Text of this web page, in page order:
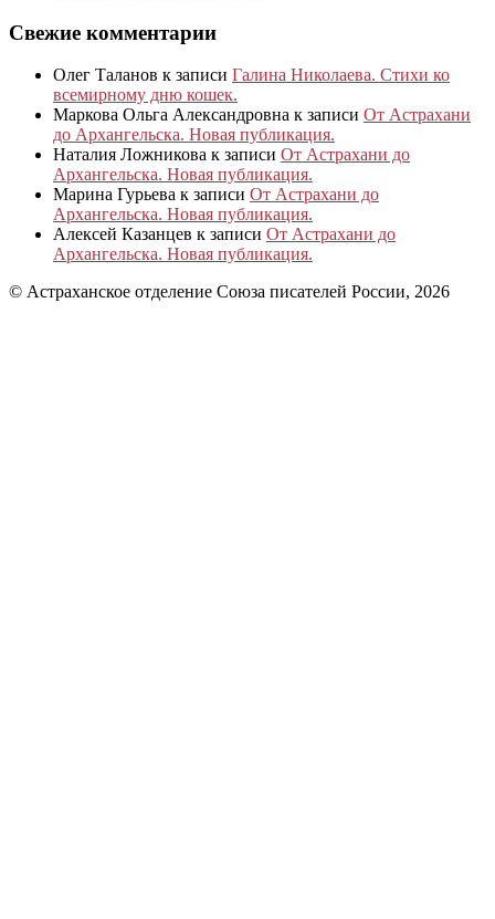
Свежие комментарии
Олег Таланов к записи Галина Николаева. Стихи ко
всемирному дню кошек.
Маркова Ольга Александровна к записи От Астрахани
до Архангельска. Новая публикация.
Наталия Ложникова к записи От Астрахани до
Архангельска. Новая публикация.
Марина Гурьева к записи От Астрахани до
Архангельска. Новая публикация.
Алексей Казанцев к записи От Астрахани до
Архангельска. Новая публикация.
© Астраханское отделение Союза писателей России, 2026